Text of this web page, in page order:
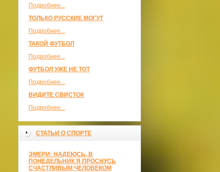
Подробнее...
ТОЛЬКО РУССКИЕ МОГУТ
Подробнее...
ТАКОЙ ФУТБОЛ
Подробнее...
ФУТБОЛ УЖЕ НЕ ТОТ
Подробнее...
ВИДИТЕ СВИСТОК
Подробнее...
СТАТЬИ О СПОРТЕ
ЭМЕРИ: НАДЕЮСЬ, В
ПОНЕДЕЛЬНИК Я ПРОСНУСЬ
СЧАСТЛИВЫМ ЧЕЛОВЕКОМ